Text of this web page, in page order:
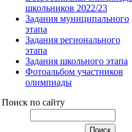
школьников 2022/23
Задания муниципального
этапа
Задания регионального
этапа
Задания школьного этапа
Фотоальбом участников
олимпиады
Поиск по сайту